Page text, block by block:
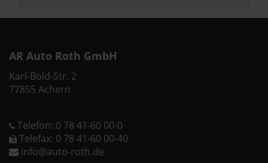
AR Auto Roth GmbH
Karl-Bold-Str. 2
77855 Achern
Telefon: 0 78 41-60 00-0
Telefax: 0 78 41-60 00-40
info@auto-roth.de